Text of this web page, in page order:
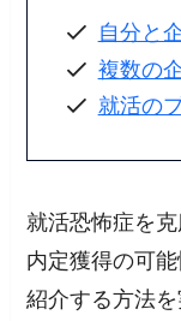
自分と
複数の
就活の
就活恐怖症を
内定獲得の可
紹介する方法を